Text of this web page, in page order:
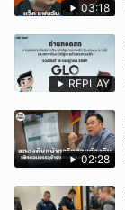
03:18
REPLAY
02:28